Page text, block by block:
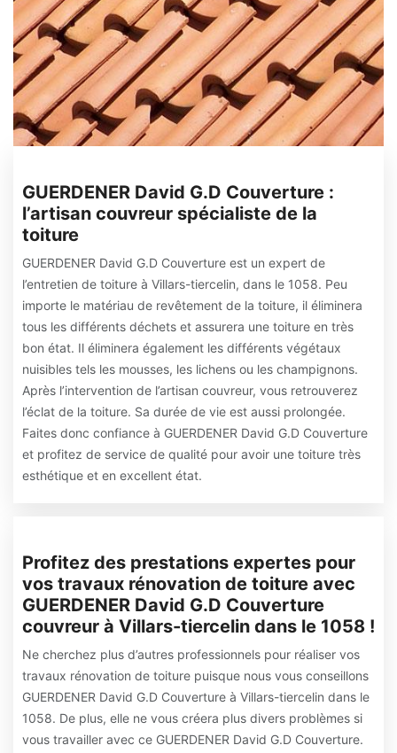
GUERDENER David G.D Couverture :
l’artisan couvreur spécialiste de la
toiture
GUERDENER David G.D Couverture est un expert de
l’entretien de toiture à Villars-tiercelin, dans le 1058. Peu
importe le matériau de revêtement de la toiture, il éliminera
tous les différents déchets et assurera une toiture en très
bon état. Il éliminera également les différents végétaux
nuisibles tels les mousses, les lichens ou les champignons.
Après l’intervention de l’artisan couvreur, vous retrouverez
l’éclat de la toiture. Sa durée de vie est aussi prolongée.
Faites donc confiance à GUERDENER David G.D Couverture
et profitez de service de qualité pour avoir une toiture très
esthétique et en excellent état.
Profitez des prestations expertes pour
vos travaux rénovation de toiture avec
GUERDENER David G.D Couverture
couvreur à Villars-tiercelin dans le 1058 !
Ne cherchez plus d’autres professionnels pour réaliser vos
travaux rénovation de toiture puisque nous vous conseillons
GUERDENER David G.D Couverture à Villars-tiercelin dans le
1058. De plus, elle ne vous créera plus divers problèmes si
vous travailler avec ce GUERDENER David G.D Couverture.